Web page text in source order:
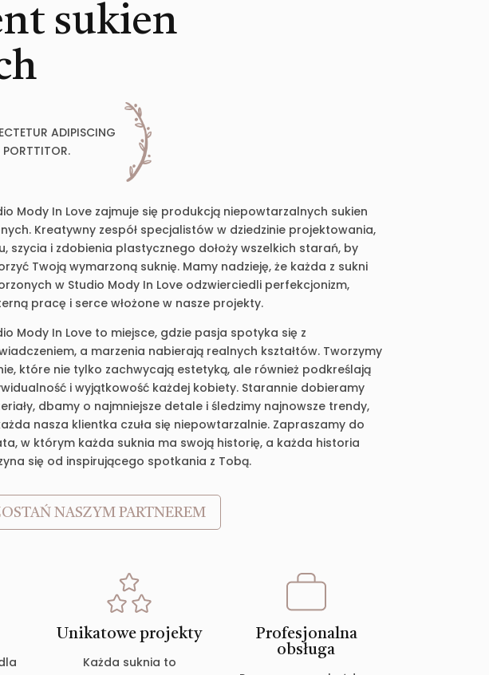
sukien
ADIPISCING
PORTTITOR.
Mody In Love zajmuje się produkcją niepowtarzalnych sukien
Kreatywny zespół specjalistów w dziedzinie projektowania,
szycia i zdobienia plastycznego dołoży wszelkich starań, by
Twoją wymarzoną suknię. Mamy nadzieję, że każda z sukni
w Studio Mody In Love odzwierciedli perfekcjonizm,
pracę i serce włożone w nasze projekty.
Mody In Love to miejsce, gdzie pasja spotyka się z
a marzenia nabierają realnych kształtów. Tworzymy
które nie tylko zachwycają estetyką, ale również podkreślają
i wyjątkowość każdej kobiety. Starannie dobieramy
dbamy o najmniejsze detale i śledzimy najnowsze trendy,
nasza klientka czuła się niepowtarzalnie. Zapraszamy do
w którym każda suknia ma swoją historię, a każda historia
się od inspirującego spotkania z Tobą.
NASZYM PARTNEREM
Unikatowe projekty
Każda suknia to
Profesjonalna
obsługa